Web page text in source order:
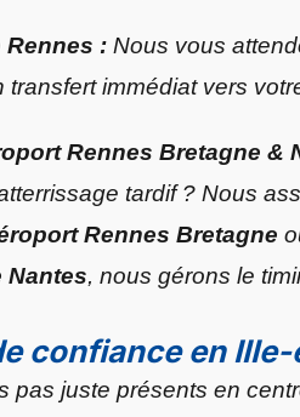
Rennes : Nous vous
transfert immédiat vers
Rennes Bretagne &
tardif ? Nous
Rennes Bretagne
Nantes, nous gérons le
confiance en
pas juste présents en